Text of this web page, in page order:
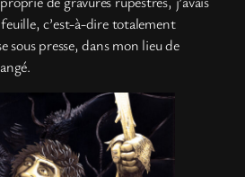
c’est-à-dire totalement
sous presse, dans mon lieu de